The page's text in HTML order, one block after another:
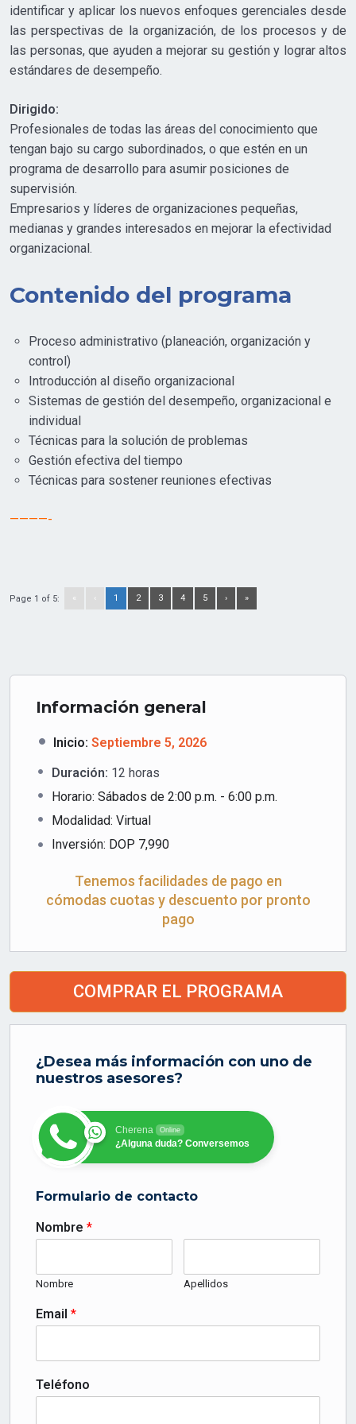
G
S
U
L
identificar y aplicar los nuevos enfoques gerenciales desde
las perspectivas de la organización, de los procesos y de
las personas, que ayuden a mejorar su gestión y lograr altos
estándares de desempeño.
Dirigido:
Profesionales de todas las áreas del conocimiento que
tengan bajo su cargo subordinados, o que estén en un
programa de desarrollo para asumir posiciones de
supervisión.
Empresarios y líderes de organizaciones pequeñas,
medianas y grandes interesados en mejorar la efectividad
organizacional.
Contenido del programa
Proceso administrativo (planeación, organización y
control)
Introducción al diseño organizacional
Sistemas de gestión del desempeño, organizacional e
individual
Técnicas para la solución de problemas
Gestión efectiva del tiempo
Técnicas para sostener reuniones efectivas
————-
Page 1 of 5: « ‹ 1 2 3 4 5 › »
Información general
Inicio: Septiembre 5, 2026
Duración: 12 horas
Horario: Sábados de 2:00 p.m. - 6:00 p.m.
Modalidad: Virtual
Inversión: DOP 7,990
Tenemos facilidades de pago en
cómodas cuotas y descuento por pronto
pago
COMPRAR EL PROGRAMA
¿Desea más información con uno de
nuestros asesores?
Cherena Online
¿Alguna duda? Conversemos
Formulario de contacto
Nombre *
Nombre Apellidos
Email *
Teléfono